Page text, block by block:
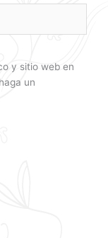
y sitio web en
un